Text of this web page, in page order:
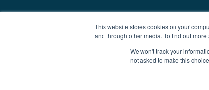
This website stores cookies on your
and through other media. To find out
We won't track your
not asked to make this